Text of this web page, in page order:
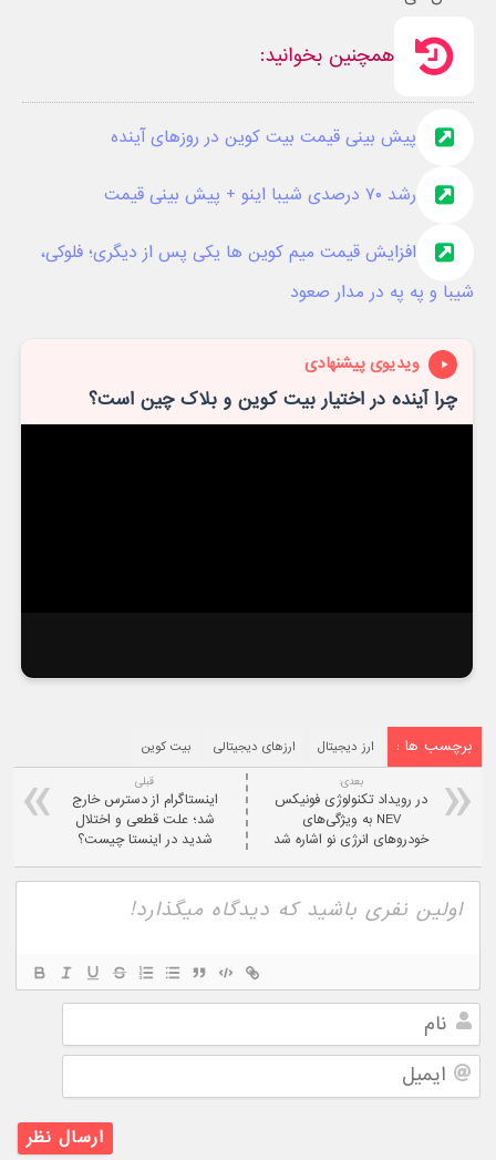
همچنین بخوانید:
پیش بینی قیمت بیت کوین در روزهای آینده
رشد ۷۰ درصدی شیبا اینو + پیش بینی قیمت
افزایش قیمت میم کوین ها یکی پس از دیگری؛ فلوکی،
شیبا و په په در مدار صعود
ویدیوی پیشنهادی
چرا آینده در اختیار بیت کوین و بلاک چین است؟
برچسب ها : ارز دیجیتال ارزهای دیجیتالی بیت کوین
قبلی
اینستاگرام از دسترس خارج
شد؛ علت قطعی و اختلال
شدید در اینستا چیست؟
بعدی:
در رویداد تکنولوژی فونیکس
NEV به ویژگی‌های
خودروهای انرژی نو اشاره شد
ایمیل